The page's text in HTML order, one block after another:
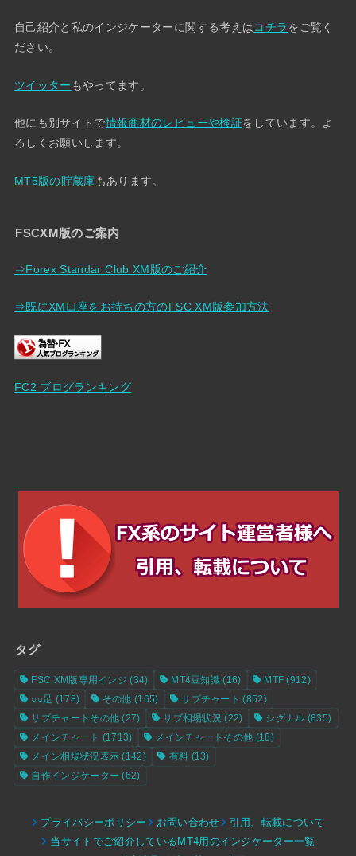
自己紹介と私のインジケーターに関する考えはコチラをご覧く
ださい。
ツイッター もやってます。
他にも別サイトで情報商材のレビューや検証をしています。よ
ろしくお願いします。
MT5版の貯蔵庫もあります。
FSCXM版のご案内
⇒Forex Standar Club XM版のご紹介
⇒既にXM口座をお持ちの方のFSC XM版参加方法
FC2 ブログランキング
タグ
FSC XM版専用インジ (34) MT4豆知識 (16) MTF (912)
○○足 (178) その他 (165) サブチャート (852)
サブチャートその他 (27) サブ相場状況 (22) シグナル (835)
メインチャート (1713) メインチャートその他 (18)
メイン相場状況表示 (142) 有料 (13)
自作インジケーター (62)
プライバシーポリシー お問い合わせ
引用、転載について
当サイトでご紹介しているMT4用のインジケーター一覧